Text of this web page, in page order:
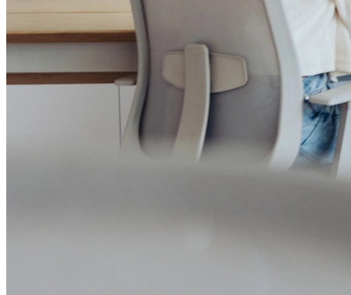
Política de Segurança da Informação
Relatório de Transparência Salarial
Regulamento do Arranjo PAT
Soluções
Gestão de VT
Soluções de Pagamentos